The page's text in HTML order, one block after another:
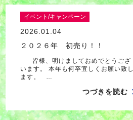
イベント/キャンペーン
2026.01.04
２０２６年 初売り！！
皆様、明けましておめでとうござ
います。 本年も何卒宜しくお願い致し
ます。 …
つづきを読む